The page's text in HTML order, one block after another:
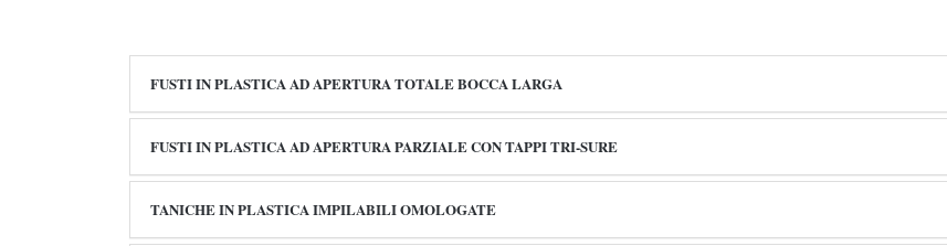
FUSTI IN PLASTICA AD APERTURA TOTALE BOCCA LARGA
FUSTI IN PLASTICA AD APERTURA PARZIALE CON TAPPI TRI-SURE
TANICHE IN PLASTICA IMPILABILI OMOLOGATE